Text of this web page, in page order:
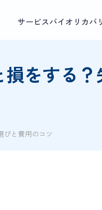
サービスバイオリカバ
をする
びと費用のコツ